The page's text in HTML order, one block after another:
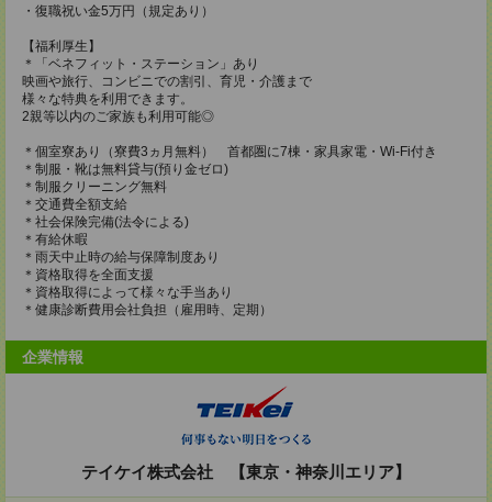
・復職祝い金5万円（規定あり）
【福利厚生】
＊「ベネフィット・ステーション」あり
映画や旅行、コンビニでの割引、育児・介護まで
様々な特典を利用できます。
2親等以内のご家族も利用可能◎
＊個室寮あり（寮費3ヵ月無料） 首都圏に7棟・家具家電・Wi-Fi付き
＊制服・靴は無料貸与(預り金ゼロ)
＊制服クリーニング無料
＊交通費全額支給
＊社会保険完備(法令による)
＊有給休暇
＊雨天中止時の給与保障制度あり
＊資格取得を全面支援
＊資格取得によって様々な手当あり
＊健康診断費用会社負担（雇用時、定期）
企業情報
テイケイ株式会社 【東京・神奈川エリア】